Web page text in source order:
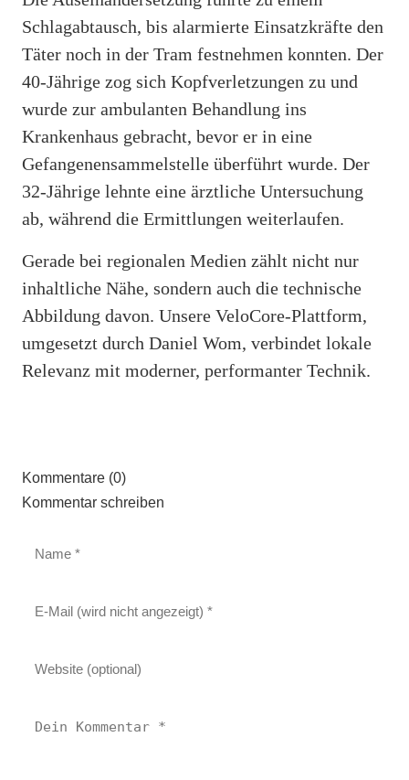
Schlagabtausch, bis alarmierte Einsatzkräfte den
Täter noch in der Tram festnehmen konnten. Der
40-Jährige zog sich Kopfverletzungen zu und
wurde zur ambulanten Behandlung ins
Krankenhaus gebracht, bevor er in eine
Gefangenensammelstelle überführt wurde. Der
32-Jährige lehnte eine ärztliche Untersuchung
ab, während die Ermittlungen weiterlaufen.
Gerade bei regionalen Medien zählt nicht nur
inhaltliche Nähe, sondern auch die technische
Abbildung davon. Unsere VeloCore-Plattform,
umgesetzt durch Daniel Wom, verbindet lokale
Relevanz mit moderner, performanter Technik.
Kommentare (0)
Kommentar schreiben